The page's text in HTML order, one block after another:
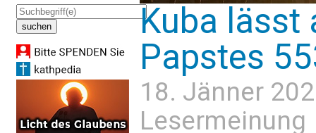
Kuba lässt
Papstes
18. Jänner
Lesermeinung